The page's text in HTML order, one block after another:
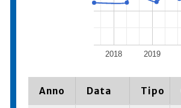
2018 2019
Anno Data Tipo